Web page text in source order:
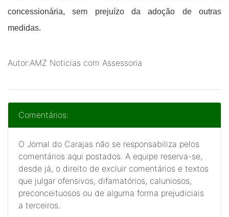
concessionária, sem prejuízo da adoção de outras
medidas.
Autor:AMZ Noticias com Assessoria
Comentários:
O Jornal do Carajas não se responsabiliza pelos
comentários aqui postados. A equipe reserva-se,
desde já, o direito de excluir comentários e textos
que julgar ofensivos, difamatórios, caluniosos,
preconceituosos ou de alguma forma prejudiciais
a terceiros.